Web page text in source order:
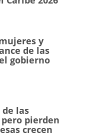
y
de las
gobierno
las
pierden
crecen